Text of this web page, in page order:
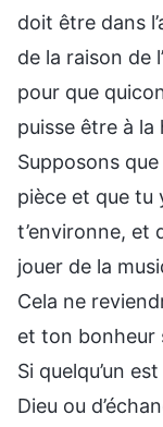
doit être dans
de la raison de
pour que
puisse être à la
Supposons
pièce et que tu
t’environne, et
jouer de la
Cela ne
et ton bonheur
Si quelqu’un
Dieu ou